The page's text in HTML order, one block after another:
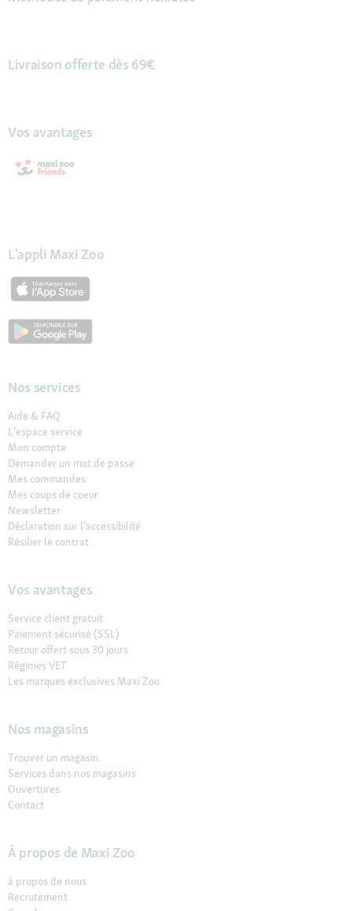
Livraison offerte dès 69€
Vos avantages
L'appli Maxi Zoo
Nos services
Aide & FAQ
L'espace service
Mon compte
Demander un mot de passe
Mes commandes
Mes coups de coeur
Newsletter
Déclaration sur l’accessibilité
Résilier le contrat
Vos avantages
Service client gratuit
Paiement sécurisé (SSL)
Retour offert sous 30 jours
Régimes VET
Les marques exclusives Maxi Zoo
Nos magasins
Trouver un magasin
Services dans nos magasins
Ouvertures
Contact
À propos de Maxi Zoo
à propos de nous
Recrutement